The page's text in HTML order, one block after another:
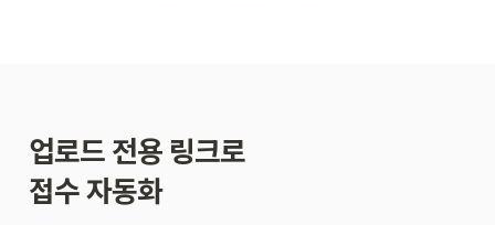
업로드 전용 링크로
접수 자동화